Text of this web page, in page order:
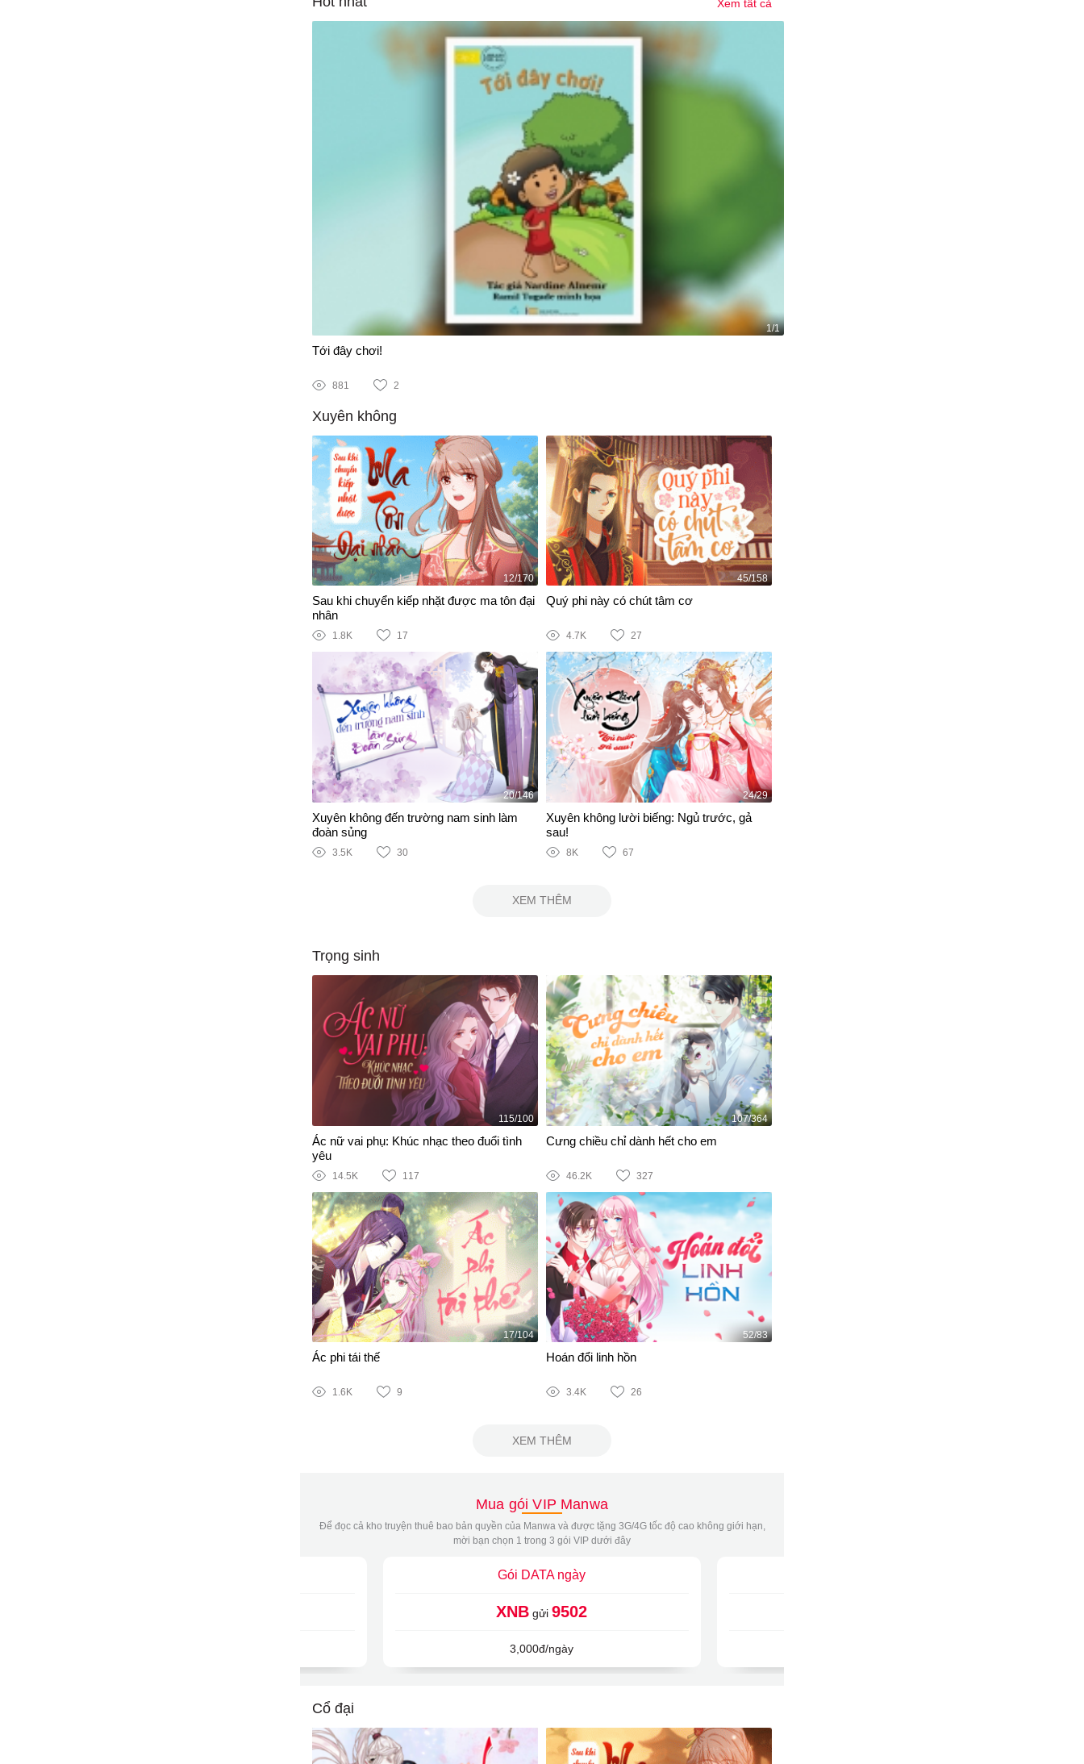
Xem tất cả
1/1
Tới đây chơi!
881 2
Xuyên không
12/170
Sau khi chuyển kiếp nhặt được ma tôn đại
nhân
1.8K 17
45/158
Quý phi này có chút tâm cơ
4.7K 27
20/146
Xuyên không đến trường nam sinh làm
đoàn sủng
3.5K 30
24/29
Xuyên không lười biếng: Ngủ trước, gả
sau!
8K 67
XEM THÊM
Trọng sinh
115/100
Ác nữ vai phụ: Khúc nhạc theo đuổi tình
yêu
14.5K 117
107/364
Cưng chiều chỉ dành hết cho em
46.2K 327
17/104
Ác phi tái thế
1.6K 9
52/83
Hoán đổi linh hồn
3.4K 26
XEM THÊM
Mua gói VIP Manwa
Để đọc cả kho truyện thuê bao bản quyền của Manwa và được tặng 3G/4G tốc độ cao không giới hạn,
mời bạn chọn 1 trong 3 gói VIP dưới đây
Gói DATA ngày
XNB gửi9502
3,000đ/ngày
Cổ đại